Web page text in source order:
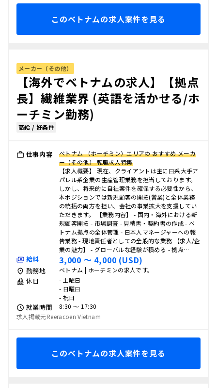
このベトナムの求人案件を見る
メーカー（その他）
【海外でベトナムの求人】【拠点
長】繊維業界 (英語を活かせる/ホ
ーチミン勤務)
高給 / 好条件
仕事内容
ベトナム （ホーチミン）エリアの おすすめ メーカ
ー（その他） 転職求人特集
【求人概要】 現在、クライアントは主に日系大手ア
パレル系企業の生産管理業務を担当しております。
しかし、将来的に自社案件を確保する必要性から、
本ポジションでは新規顧客の開拓(営業)と全体業務
の統括の両方を担い、会社の事業拡大を支援してい
ただきます。 【業務内容】 - 国内・海外における新
規顧客開拓 - 市場調査 - 見積書・契約書の作成 - ベ
トナム拠点の全体管理 - 日本人マネージャーへの報
告業務 - 現地責任者としての全般的な業務 【求人/企
業の魅力】 - グローバルな経験が積める - 拠点…
給料 3,000 〜 4,000 (USD)
勤務地 ベトナム | ホーチミンの求人です。
休日
- 土曜日
- 日曜日
- 祝日
就業時間
8:30 〜 17:30
求人掲載元Reeracoen Vietnam
このベトナムの求人案件を見る